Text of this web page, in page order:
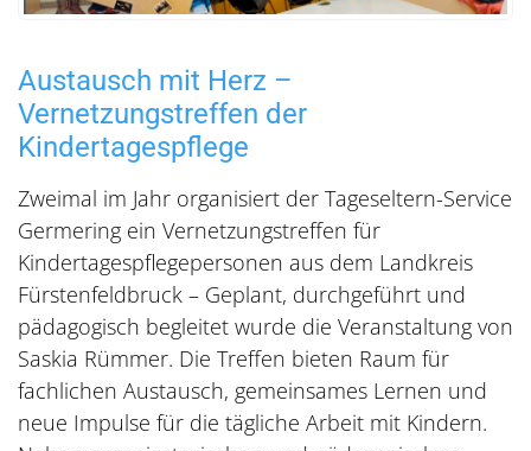
Austausch mit Herz –
Vernetzungstreffen der
Kindertagespflege
Zweimal im Jahr organisiert der Tageseltern-Service
Germering ein Vernetzungstreffen für
Kindertagespflegepersonen aus dem Landkreis
Fürstenfeldbruck – Geplant, durchgeführt und
pädagogisch begleitet wurde die Veranstaltung von
Saskia Rümmer. Die Treffen bieten Raum für
fachlichen Austausch, gemeinsames Lernen und
neue Impulse für die tägliche Arbeit mit Kindern.